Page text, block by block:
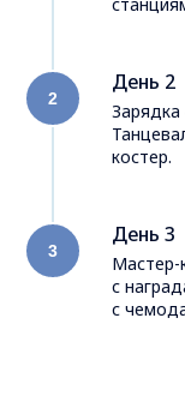
День 2
костер.
День 3
Мастер-
с
с